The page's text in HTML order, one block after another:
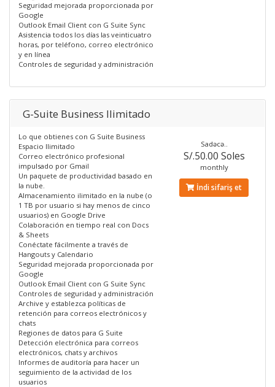
Seguridad mejorada proporcionada por
Google
Outlook Email Client con G Suite Sync
Asistencia todos los días las veinticuatro
horas, por teléfono, correo electrónico
y en línea
Controles de seguridad y administración
G-Suite Business Ilimitado
Lo que obtienes con G Suite Business
Espacio Ilimitado
Correo electrónico profesional
impulsado por Gmail
Un paquete de productividad basado en
la nube.
Almacenamiento ilimitado en la nube (o
1 TB por usuario si hay menos de cinco
usuarios) en Google Drive
Colaboración en tiempo real con Docs
& Sheets
Conéctate fácilmente a través de
Hangouts y Calendario
Seguridad mejorada proporcionada por
Google
Outlook Email Client con G Suite Sync
Controles de seguridad y administración
Archive y establezca políticas de
retención para correos electrónicos y
chats
Regiones de datos para G Suite
Detección electrónica para correos
electrónicos, chats y archivos
Informes de auditoría para hacer un
seguimiento de la actividad de los
usuarios
Sadəcə..
S/.50.00 Soles
monthly
İndi sifariş et